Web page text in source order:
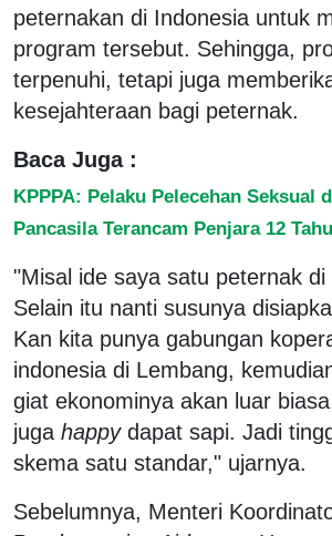
peternakan di Indonesia untuk
program tersebut. Sehingga,
terpenuhi, tetapi juga
kesejahteraan bagi peternak.
Baca Juga :
KPPPA: Pelaku Pelecehan Seksual
Pancasila Terancam Penjara 12
"Misal ide saya satu peternak di
Selain itu nanti susunya
Kan kita punya gabungan
indonesia di Lembang,
giat ekonominya akan luar
juga happydapat sapi. Jadi
skema satu standar," ujarnya.
Sebelumnya, Menteri